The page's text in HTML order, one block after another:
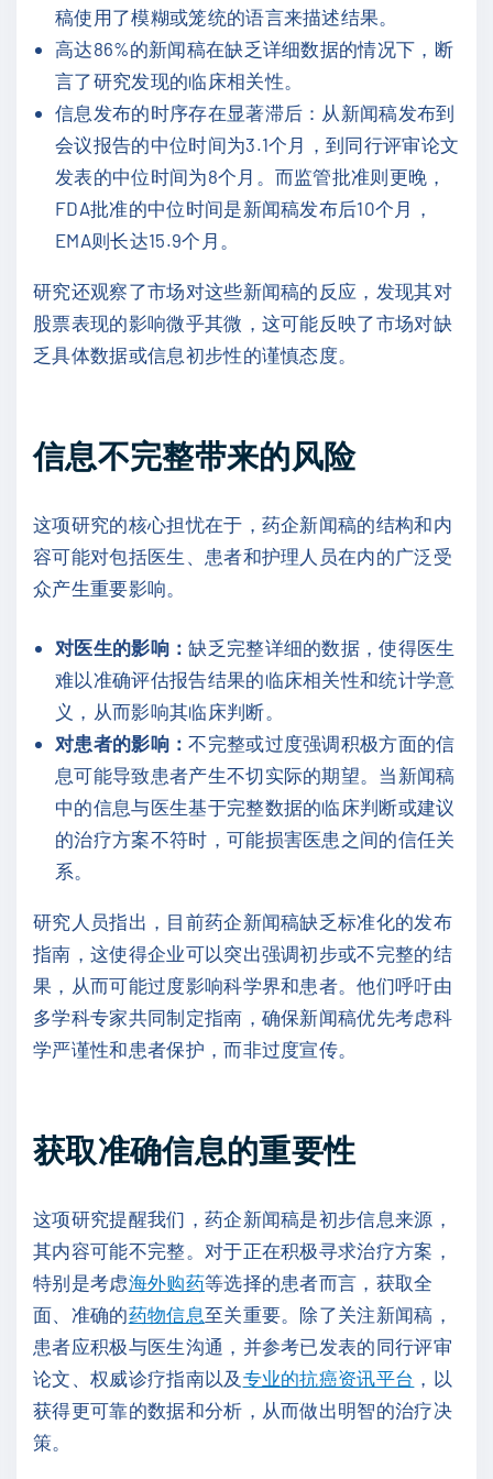
稿使用了模糊或笼统的语言来描述结果。
高达86%的新闻稿在缺乏详细数据的情况下，断
言了研究发现的临床相关性。
信息发布的时序存在显著滞后：从新闻稿发布到
会议报告的中位时间为3.1个月，到同行评审论文
发表的中位时间为8个月。而监管批准则更晚，
FDA批准的中位时间是新闻稿发布后10个月，
EMA则长达15.9个月。
研究还观察了市场对这些新闻稿的反应，发现其对
股票表现的影响微乎其微，这可能反映了市场对缺
乏具体数据或信息初步性的谨慎态度。
信息不完整带来的风险
这项研究的核心担忧在于，药企新闻稿的结构和内
容可能对包括医生、患者和护理人员在内的广泛受
众产生重要影响。
对医生的影响：缺乏完整详细的数据，使得医生
难以准确评估报告结果的临床相关性和统计学意
义，从而影响其临床判断。
对患者的影响：不完整或过度强调积极方面的信
息可能导致患者产生不切实际的期望。当新闻稿
中的信息与医生基于完整数据的临床判断或建议
的治疗方案不符时，可能损害医患之间的信任关
系。
研究人员指出，目前药企新闻稿缺乏标准化的发布
指南，这使得企业可以突出强调初步或不完整的结
果，从而可能过度影响科学界和患者。他们呼吁由
多学科专家共同制定指南，确保新闻稿优先考虑科
学严谨性和患者保护，而非过度宣传。
获取准确信息的重要性
这项研究提醒我们，药企新闻稿是初步信息来源，
其内容可能不完整。对于正在积极寻求治疗方案，
特别是考虑海外购药等选择的患者而言，获取全
面、准确的药物信息至关重要。除了关注新闻稿，
患者应积极与医生沟通，并参考已发表的同行评审
论文、权威诊疗指南以及 专业的抗癌资讯平台
，以
获得更可靠的数据和分析，从而做出明智的治疗决
策。